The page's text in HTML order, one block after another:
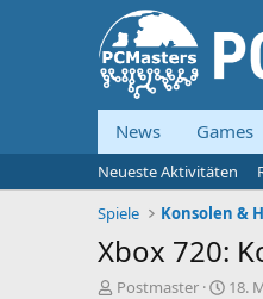
News Games
Neueste Aktivitäten
Spiele
Konsolen &
Xbox 720:
E
Postmaster
E18.